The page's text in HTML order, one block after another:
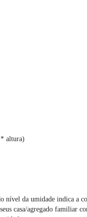
altura)
da umidade indica a
casa/agregado familiar